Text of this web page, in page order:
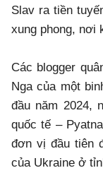
Slav ra tiền
xung phong, nơi
Các blogger
Nga của một
đầu năm 2024,
quốc tế –
đơn vị đầu tiên
của Ukraine ở